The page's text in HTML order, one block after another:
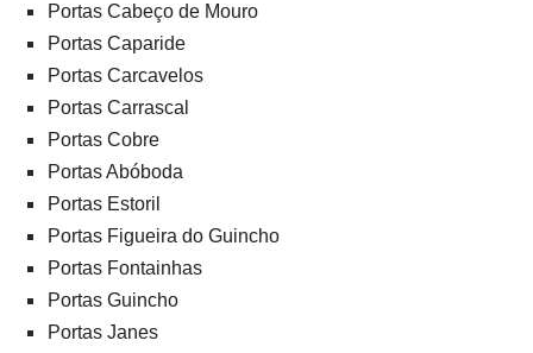
Portas Cabeço de Mouro
Portas Caparide
Portas Carcavelos
Portas Carrascal
Portas Cobre
Portas Abóboda
Portas Estoril
Portas Figueira do Guincho
Portas Fontainhas
Portas Guincho
Portas Janes